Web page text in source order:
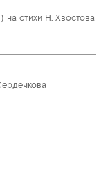
на стихи Н. Хвостова